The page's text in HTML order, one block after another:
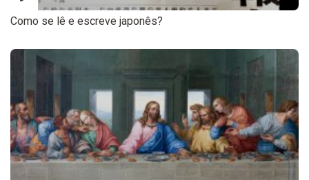
Como se lê e escreve japonês?